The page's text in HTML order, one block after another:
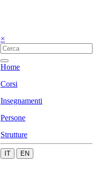
×
Home
Corsi
Insegnamenti
Persone
Strutture
IT EN